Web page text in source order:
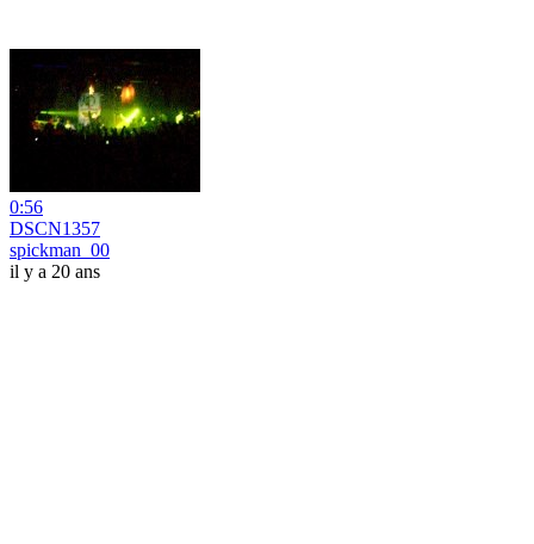
0:56
DSCN1357
spickman_00
il y a 20 ans